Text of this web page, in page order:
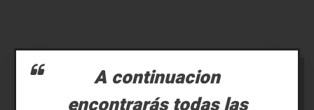
A continuacion